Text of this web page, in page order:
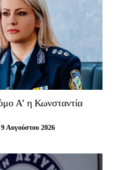
Α’ η Κωνσταντία
9 Αυγούστου 2026